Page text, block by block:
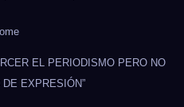
EL PERIODISMO PERO NO
DE EXPRESIÓN”